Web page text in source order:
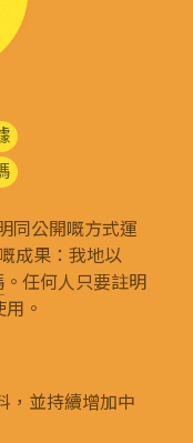
同公開嘅方式運
成果：我地以
。任何人只要註明
。
，並持續增加中